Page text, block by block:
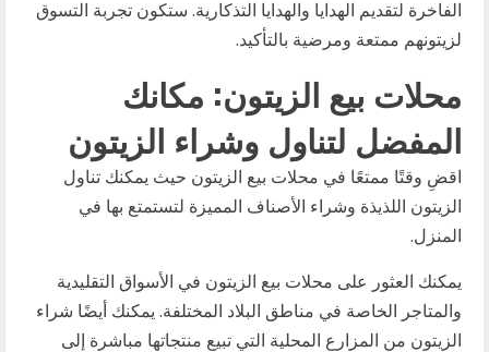
الفاخرة لتقديم الهدايا والهدايا التذكارية. ستكون تجربة التسوق
لزيتونهم ممتعة ومرضية بالتأكيد.
محلات بيع الزيتون: مكانك
المفضل لتناول وشراء الزيتون
اقضِ وقتًا ممتعًا في محلات بيع الزيتون حيث يمكنك تناول
الزيتون اللذيذة وشراء الأصناف المميزة لتستمتع بها في
المنزل.
يمكنك العثور على محلات بيع الزيتون في الأسواق التقليدية
والمتاجر الخاصة في مناطق البلاد المختلفة. يمكنك أيضًا شراء
الزيتون من المزارع المحلية التي تبيع منتجاتها مباشرة إلى